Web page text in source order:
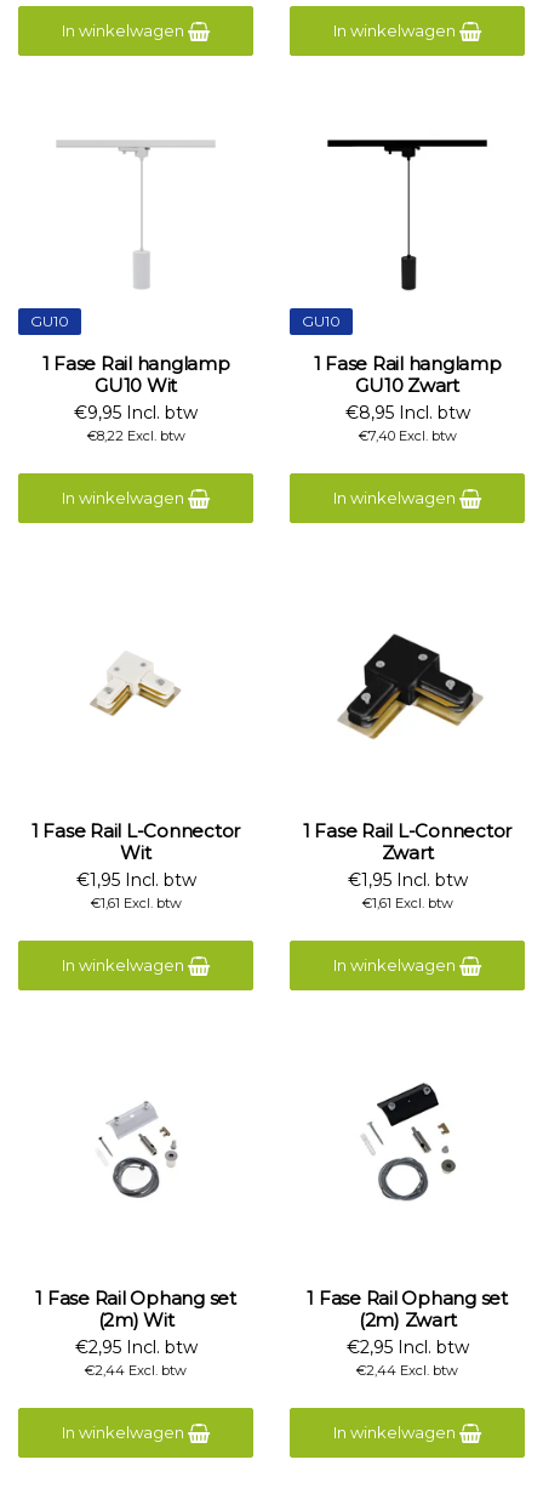
In winkelwagen In winkelwagen
GU10
1 Fase Rail hanglamp
GU10 Wit
€9,95 Incl. btw
€8,22 Excl. btw
In winkelwagen
GU10
1 Fase Rail hanglamp
GU10 Zwart
€8,95 Incl. btw
€7,40 Excl. btw
In winkelwagen
1 Fase Rail L-Connector
Wit
€1,95 Incl. btw
€1,61 Excl. btw
In winkelwagen
1 Fase Rail L-Connector
Zwart
€1,95 Incl. btw
€1,61 Excl. btw
In winkelwagen
1 Fase Rail Ophang set
(2m) Wit
€2,95 Incl. btw
€2,44 Excl. btw
In winkelwagen
1 Fase Rail Ophang set
(2m) Zwart
€2,95 Incl. btw
€2,44 Excl. btw
In winkelwagen